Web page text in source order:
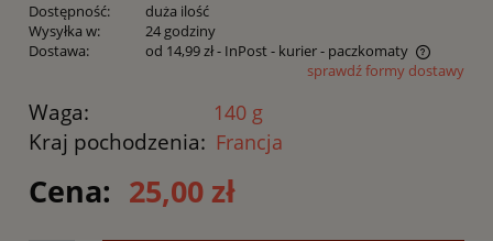
Dostępność:
duża ilość
Wysyłka w:
24 godziny
Dostawa:
od 14,99 zł- InPost - kurier - paczkomaty
Cena nie zawiera ewentualnych kosztów płatnościsprawdź formy dostawy
Waga: 140 g
Kraj pochodzenia: Francja
Cena: 25,00 zł